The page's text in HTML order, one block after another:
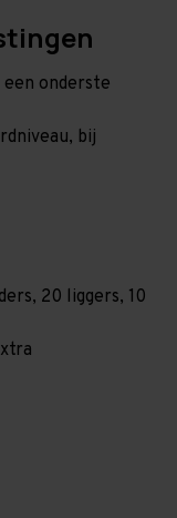
onderste
bij
20 liggers, 10